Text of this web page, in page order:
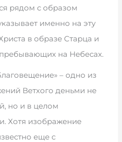
рядом с образом
именно на эту
в образе Старца и
на Небесах.
– одно из
Ветхого деньми не
но и в целом
Хотя изображение
еще с